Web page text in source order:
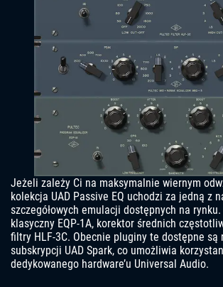
Jeżeli zależy Ci na maksymalnie wiernym
kolekcja UAD Passive EQ uchodzi za jedną z
szczegółowych emulacji dostępnych na
klasyczny EQP-1A, korektor średnich
filtry HLF-3C. Obecnie pluginy te dostępne są
subskrypcji UAD Spark, co umożliwia
dedykowanego hardware’u Universal Audio.